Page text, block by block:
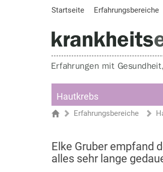
Startseite Erfahrungsbereiche
Hautkrebs
Sie sind hier
StartseiteErfahrungsbereiche
Elke Gruber empfand
alles sehr lange